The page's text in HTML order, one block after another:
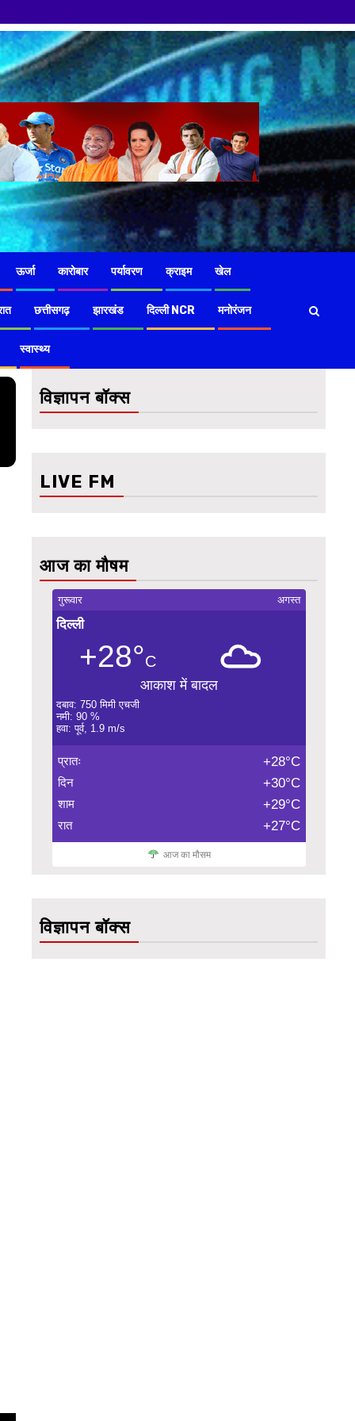
ऊर्जा कारोबार पर्यावरण क्राइम खेल
छत्तीसगढ़ झारखंड दिल्ली NCR मनोरंजन
स्वास्थ्य
विज्ञापन बॉक्स
LIVE FM
आज का मौषम
गुरूवार अगस्त
दिल्ली
+28°C
आकाश में बादल
दबाव: 750 मिमी एचजी
नमी: 90 %
हवा: पूर्व, 1.9 m/s
प्रातः +28°C
दिन +30°C
शाम +29°C
रात +27°C
आज का मौसम
विज्ञापन बॉक्स